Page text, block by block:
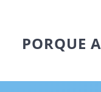
PORQUE